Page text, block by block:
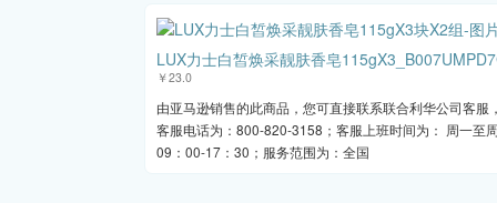
LUX力士白皙焕采靓肤香皂
￥23.0
由亚马逊销售的此商品，您可直接联系联合利华公司客服
客服电话为：800-820-3158；客服上班时间为： 周一至
09：00-17：30；服务范围为：全国